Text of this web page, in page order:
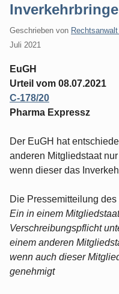
Geschrieben von
Juli 2021
EuGH
Urteil vom 08.07.2021
C-178/20
Pharma Expressz
Der EuGH hat
anderen Mitgliedstaat
wenn dieser das
Die Pressemitteilung des
Ein in einem
Verschreibungspflicht
einem anderen
wenn auch dieser
genehmigt